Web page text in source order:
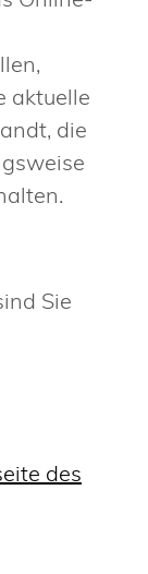
aktuelle
die
Sie
des